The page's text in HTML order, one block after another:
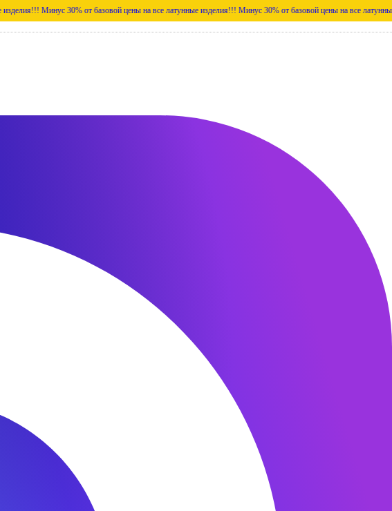
Минус 30% от базовой цены на все латунные изделия!!! Минус 30% от базовой цены на все латунные